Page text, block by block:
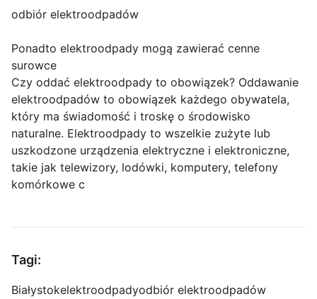
odbiór elektroodpadów
Ponadto elektroodpady mogą zawierać cenne
surowce
Czy oddać elektroodpady to obowiązek? Oddawanie
elektroodpadów to obowiązek każdego obywatela,
który ma świadomość i troskę o środowisko
naturalne. Elektroodpady to wszelkie zużyte lub
uszkodzone urządzenia elektryczne i elektroniczne,
takie jak telewizory, lodówki, komputery, telefony
komórkowe c
Tagi:
Białystokelektroodpadyodbiór elektroodpadów